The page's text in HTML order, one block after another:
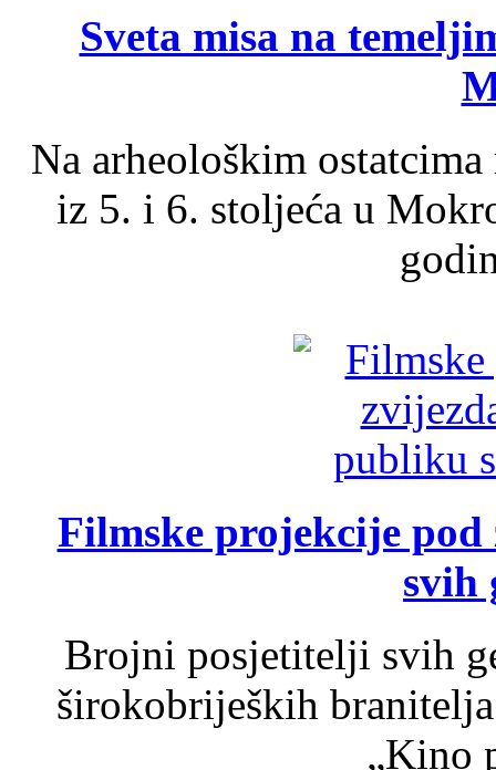
Sveta misa na
Na arheološkim
iz 5. i 6. stoljeća u
Filmske projekcije
svih
Brojni posjetitelji svih
širokobrijeških
„Kino